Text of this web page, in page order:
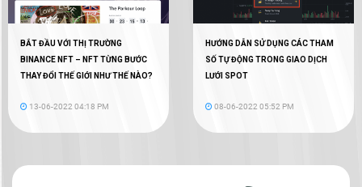
BẮT ĐẦU VỚI THỊ TRƯỜNG
BINANCE NFT – NFT TỪNG BƯỚC
THAY ĐỔI THẾ GIỚI NHƯ THẾ NÀO?
13-06-2022 04:18 PM
HƯỚNG DẪN SỬ DỤNG CÁC THAM
SỐ TỰ ĐỘNG TRONG GIAO DỊCH
LƯỚI SPOT
08-06-2022 05:52 PM